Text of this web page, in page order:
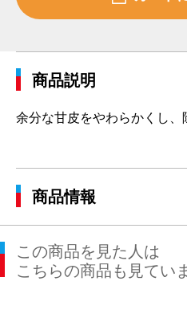
商品説明
余分な甘皮をやわらかくし、
商品情報
この商品を見た人は
こちらの商品も見てい